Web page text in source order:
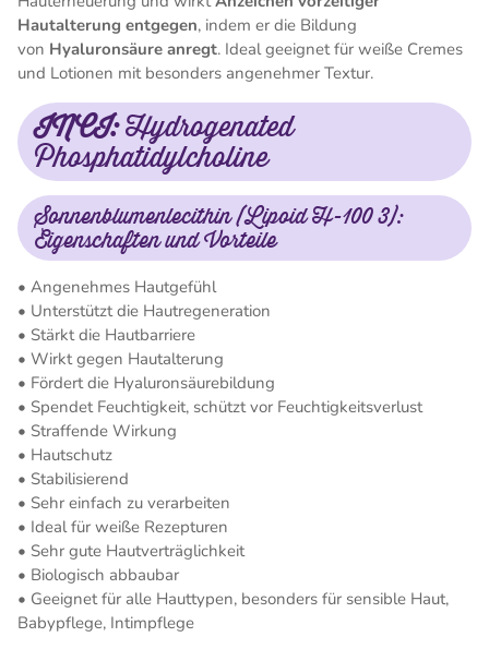
Hautalterung entgegen, indem er die Bildung
von Hyaluronsäure anregt. Ideal geeignet für weiße Cremes
und Lotionen mit besonders angenehmer Textur.
INCI:Hydrogenated
Phosphatidylcholine
Sonnenblumenlecithin (Lipoid H-100 3):
Eigenschaften und Vorteile
• Angenehmes Hautgefühl
• Unterstützt die Hautregeneration
• Stärkt die Hautbarriere
• Wirkt gegen Hautalterung
• Fördert die Hyaluronsäurebildung
• Spendet Feuchtigkeit, schützt vor Feuchtigkeitsverlust
• Straffende Wirkung
• Hautschutz
• Stabilisierend
• Sehr einfach zu verarbeiten
• Ideal für weiße Rezepturen
• Sehr gute Hautverträglichkeit
• Biologisch abbaubar
• Geeignet für alle Hauttypen, besonders für sensible Haut,
Babypflege, Intimpflege